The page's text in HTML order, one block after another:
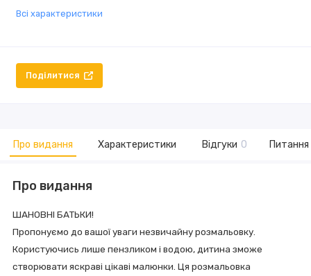
Всі характеристики
Поділитися
Про видання Характеристики Відгуки 0 Питання
Про видання
ШАНОВНІ БАТЬКИ!
Пропонуємо до вашої уваги незвичайну розмальовку.
Користуючись лише пензликом і водою, дитина зможе
створювати яскраві цікаві малюнки. Ця розмальовка